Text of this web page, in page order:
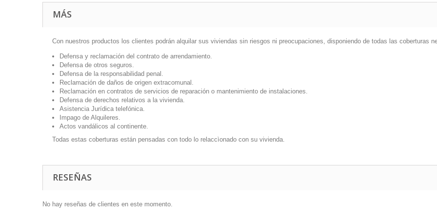
MÁS
Con nuestros productos los clientes podrán alquilar sus viviendas sin riesgos ni preocupaciones, disponiendo de todas las coberturas
Defensa y reclamación del contrato de arrendamiento.
Defensa de otros seguros.
Defensa de la responsabilidad penal.
Reclamación de daños de origen extracomunal.
Reclamación en contratos de servicios de reparación o mantenimiento de instalaciones.
Defensa de derechos relativos a la vivienda.
Asistencia Jurídica telefónica.
Impago de Alquileres.
Actos vandálicos al continente.
Todas estas coberturas están pensadas con todo lo relaccìonado con su vivienda.
RESEÑAS
No hay reseñas de clientes en este momento.